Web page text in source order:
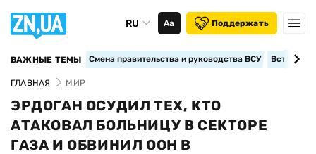
RU Аа Поддержать
ВАЖНЫЕ ТЕМЫ Смена правительства и руководства ВСУ
ГЛАВНАЯ МИР
ЭРДОГАН ОСУДИЛ ТЕХ, КТО
АТАКОВАЛ БОЛЬНИЦУ В СЕКТОРЕ
ГАЗА И ОБВИНИЛ ООН В